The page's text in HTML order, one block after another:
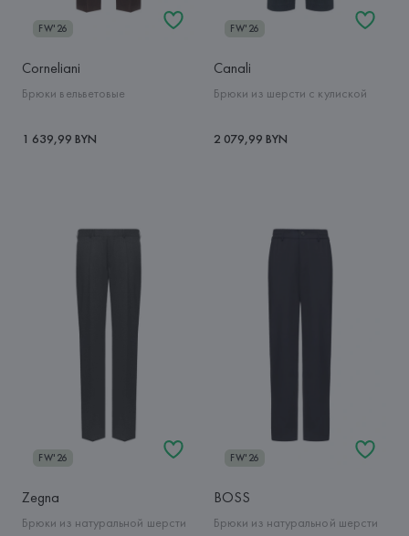
FW'26
Corneliani
Брюки вельветовые
1 639,99 BYN
FW'26
Canali
Брюки из шерсти с кулиской
2 079,99 BYN
FW'26
Zegna
Брюки из натуральной шерсти
FW'26
BOSS
Брюки из натуральной шерсти